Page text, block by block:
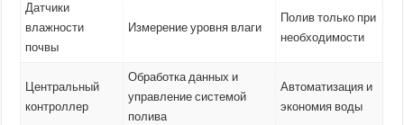
Датчики
влажности
почвы
Измерение уровня влаги
Полив только при
необходимости
Центральный
контроллер
Обработка данных и
управление системой
полива
Автоматизация и
экономия воды